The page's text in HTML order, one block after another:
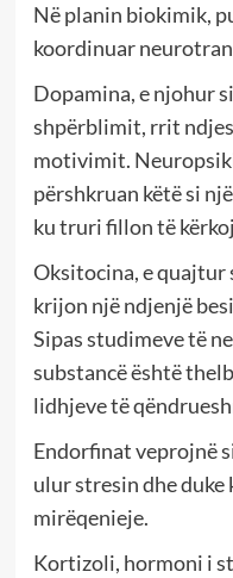
Në planin biokimik,
koordinuar
Dopamina, e njohur
shpërblimit, rrit
motivimit.
përshkruan këtë si
ku truri fillon të
Oksitocina, e quajtur
krijon një ndjenjë
Sipas studimeve të
substancë është
lidhjeve të
Endorfinat veprojnë
ulur stresin dhe
mirëqenieje.
Kortizoli, hormoni i